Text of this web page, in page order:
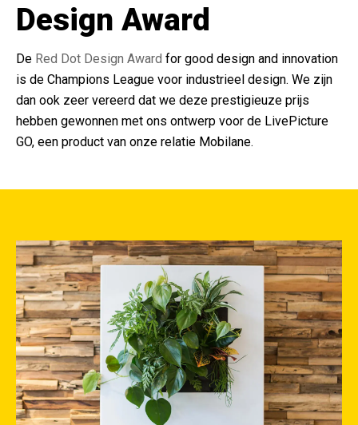
Design Award
De Red Dot Design Award for good design and innovation
is de Champions League voor industrieel design. We zijn
dan ook zeer vereerd dat we deze prestigieuze prijs
hebben gewonnen met ons ontwerp voor de LivePicture
GO, een product van onze relatie Mobilane.